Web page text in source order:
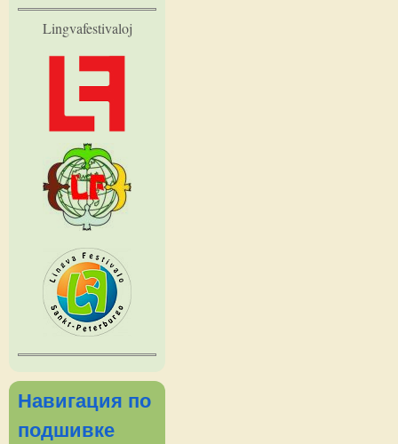
Lingvafestivaloj
Навигация по
подшивке